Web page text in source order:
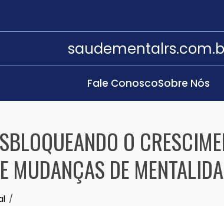
Fale ConoscoSobre Nós
O
MUDANÇAS DE